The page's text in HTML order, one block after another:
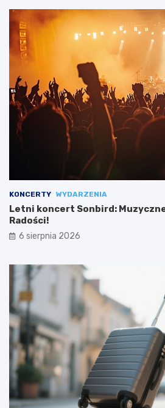
KONCERTY WYDARZENIA
Letni koncert Sonbird:
Radości!
6 sierpnia 2026